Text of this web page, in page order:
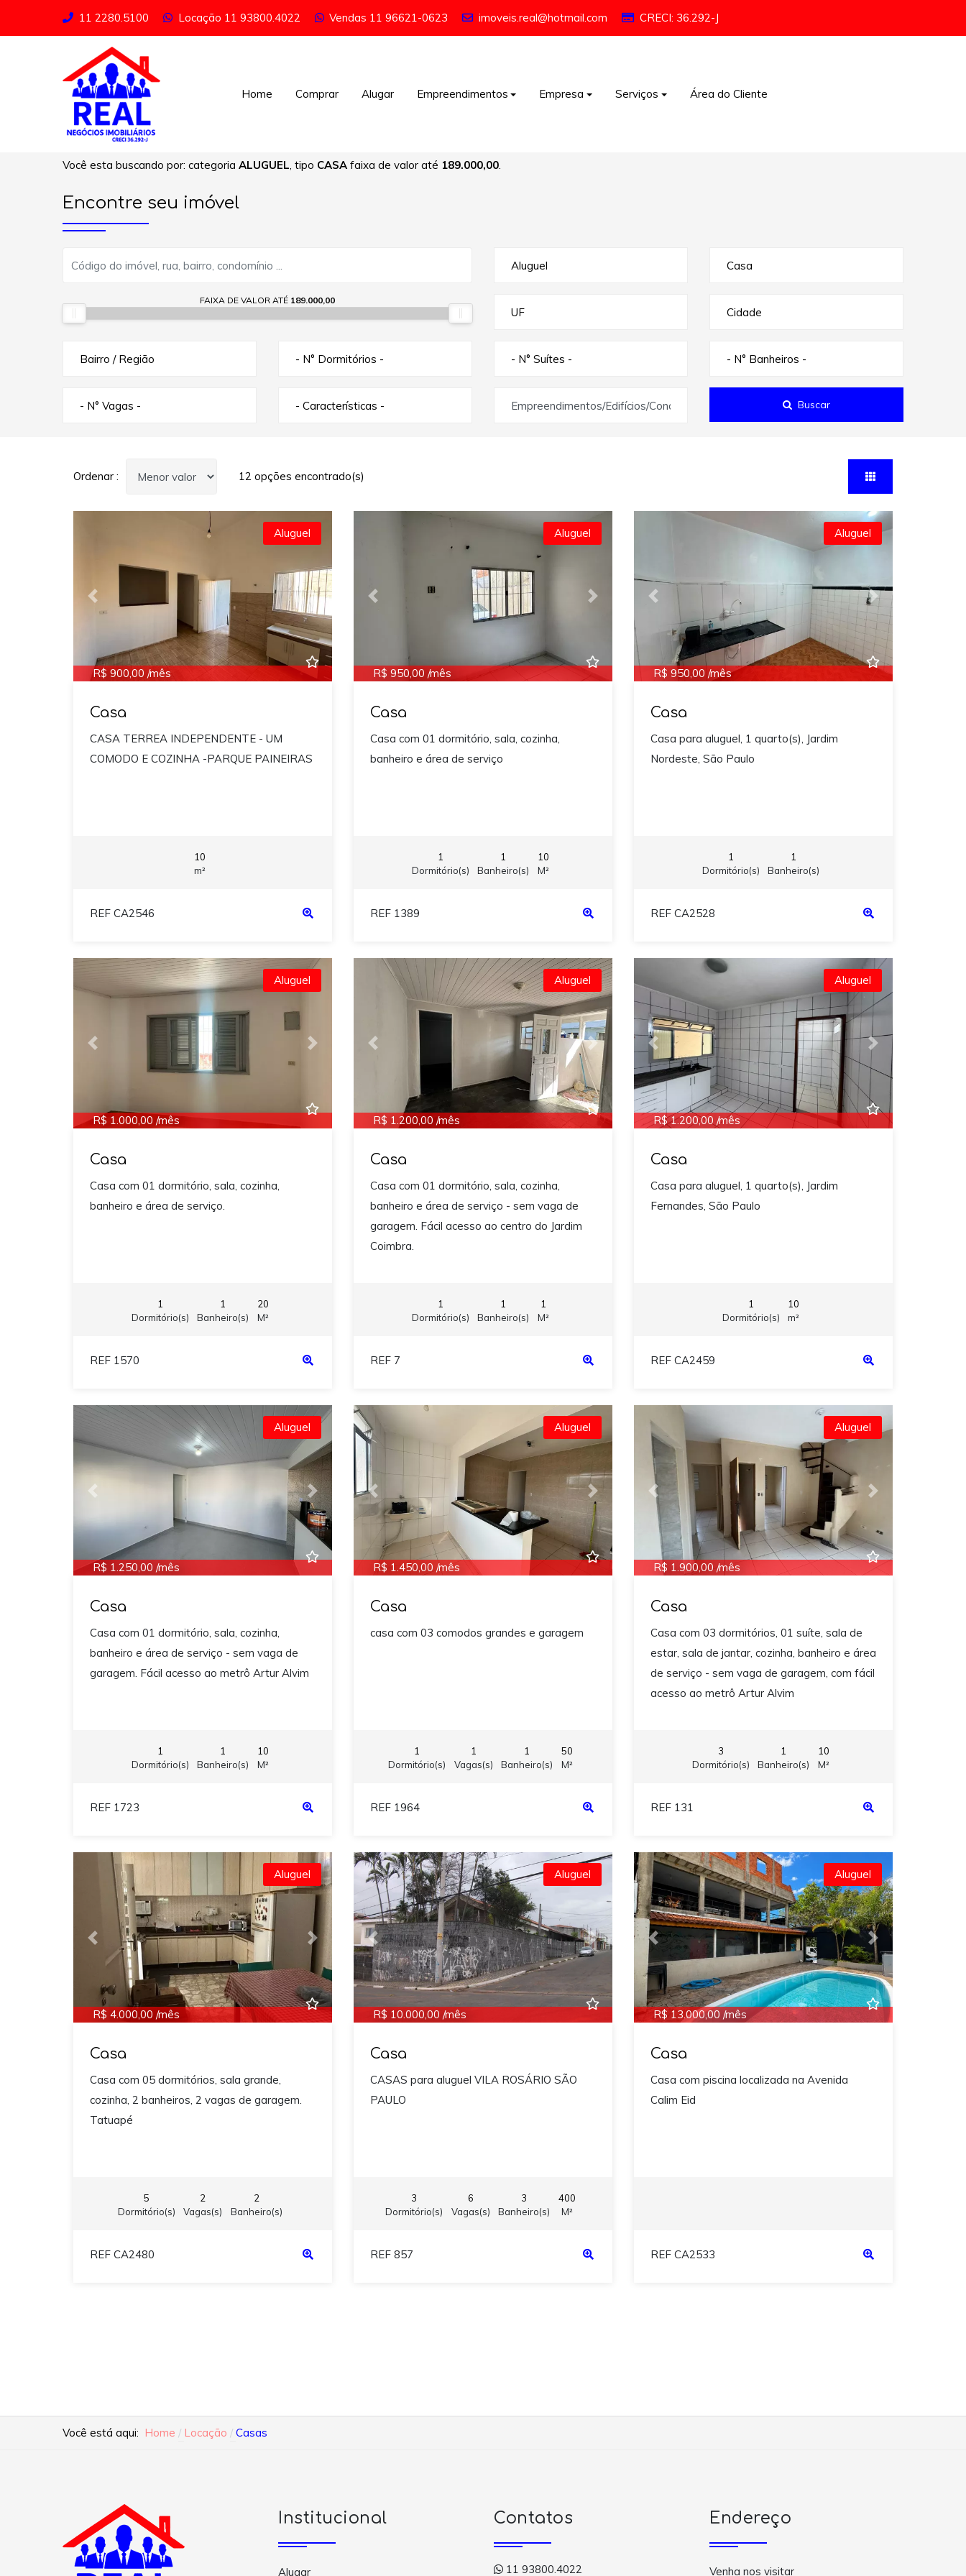
11 2280.5100 Locação 11 93800.4022 Vendas 11 96621-0623 imoveis.real@hotmail.com CRECI: 36.292-J
Home Comprar Alugar Empreendimentos Empresa Serviços Área do Cliente
Você esta buscando por: categoria ALUGUEL , tipo CASA faixa de valor até 189.000,00
Encontre seu imóvel
Aluguel Casa
FAIXA DE VALOR ATÉ 189.000,00
UF Cidade
Bairro / Região - N° Dormitórios - - N° Suítes - - N° Banheiros -
- N° Vagas - - Características - Empreendimentos/Edifícios/Condomínios Buscar
Ordenar : 12 opções encontrado(s)
Previous Next
Aluguel
R$ 900,00 /mês
Casa
CASA TERREA INDEPENDENTE - UM
COMODO E COZINHA -PARQUE PAINEIRAS
10
m²
REF CA2546
Previous Next
Aluguel
R$ 950,00 /mês
Casa
Casa com 01 dormitório, sala, cozinha,
banheiro e área de serviço
1
Dormitório(s)
1
Banheiro(s)
10
M²
REF 1389
Previous Next
Aluguel
R$ 950,00 /mês
Casa
Casa para aluguel, 1 quarto(s), Jardim
Nordeste, São Paulo
1
Dormitório(s)
1
Banheiro(s)
REF CA2528
Previous Next
Aluguel
R$ 1.000,00 /mês
Casa
Casa com 01 dormitório, sala, cozinha,
banheiro e área de serviço.
1
Dormitório(s)
1
Banheiro(s)
20
M²
REF 1570
Previous Next
Aluguel
R$ 1.200,00 /mês
Casa
Casa com 01 dormitório, sala, cozinha,
banheiro e área de serviço - sem vaga de
garagem. Fácil acesso ao centro do Jardim
Coimbra.
1
Dormitório(s)
1
Banheiro(s)
1
M²
REF 7
Previous Next
Aluguel
R$ 1.200,00 /mês
Casa
Casa para aluguel, 1 quarto(s), Jardim
Fernandes, São Paulo
1
Dormitório(s)
10
m²
REF CA2459
Previous Next
Aluguel
R$ 1.250,00 /mês
Casa
Casa com 01 dormitório, sala, cozinha,
banheiro e área de serviço - sem vaga de
garagem. Fácil acesso ao metrô Artur Alvim
1
Dormitório(s)
1
Banheiro(s)
10
M²
REF 1723
Previous Next
Aluguel
R$ 1.450,00 /mês
Casa
casa com 03 comodos grandes e garagem
1
Dormitório(s)
1
Vagas(s)
1
Banheiro(s)
50
M²
REF 1964
Previous Next
Aluguel
R$ 1.900,00 /mês
Casa
Casa com 03 dormitórios, 01 suíte, sala de
estar, sala de jantar, cozinha, banheiro e área
de serviço - sem vaga de garagem, com fácil
acesso ao metrô Artur Alvim
3
Dormitório(s)
1
Banheiro(s)
10
M²
REF 131
Previous Next
Aluguel
R$ 4.000,00 /mês
Casa
Casa com 05 dormitórios, sala grande,
cozinha, 2 banheiros, 2 vagas de garagem.
Tatuapé
5
Dormitório(s)
2
Vagas(s)
2
Banheiro(s)
REF CA2480
Previous Next
Aluguel
R$ 10.000,00 /mês
Casa
CASAS para aluguel VILA ROSÁRIO SÃO
PAULO
3
Dormitório(s)
6
Vagas(s)
3
Banheiro(s)
400
M²
REF 857
Previous Next
Aluguel
R$ 13.000,00 /mês
Casa
Casa com piscina localizada na Avenida
Calim Eid
REF CA2533
Você está aqui: Home Locação Casas
Institucional
Alugar
Contatos
11 93800.4022
Endereço
Venha nos visitar